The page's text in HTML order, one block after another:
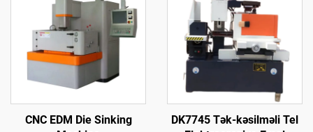
CNC EDM Die Sinking
DK7745 Tək-kəsilməli Tel